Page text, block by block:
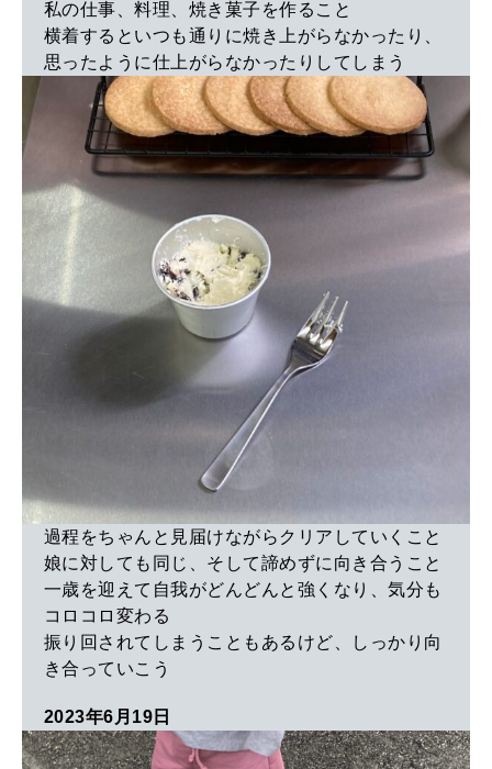
私の仕事、料理、焼き菓子を作ること
横着するといつも通りに焼き上がらなかったり、
思ったように仕上がらなかったりしてしまう
過程をちゃんと見届けながらクリアしていくこと
娘に対しても同じ、そして諦めずに向き合うこと
一歳を迎えて自我がどんどんと強くなり、気分も
コロコロ変わる
振り回されてしまうこともあるけど、しっかり向
き合っていこう
2023年6月19日